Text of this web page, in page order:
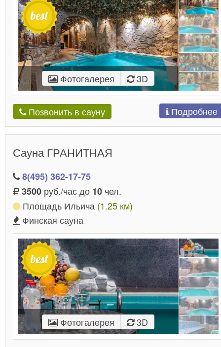
Фотогалерея 3D
Позвонить в сауну Подробнее
Сауна ГРАНИТНАЯ
8(495) 362-17-75
3500 руб./час до 10 чел.
Площадь Ильича (1.25 км)
Финская сауна
Фотогалерея 3D